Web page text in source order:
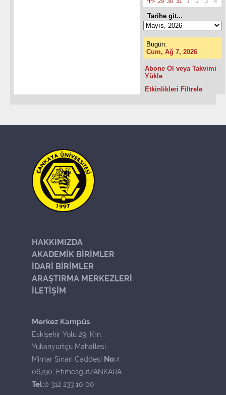
Tarihe git...
Bugün:
Cum, Ağ 7, 2026
Abone Ol veya Takvimi
Yükle
Etkinlikleri Filtrele
HAKKIMIZDA
AKADEMİK BİRİMLER
İDARİ BİRİMLER
ARAŞTIRMA MERKEZLERİ
İLETİŞİM
Merkez Kampüs
Eskişehir Yolu 29. Km.
Yukarıyurtçu Mahallesi
Mimar Sinan Caddesi No:4
06790, Etimesgut/ANKARA
Tel:0 312 233 10 00